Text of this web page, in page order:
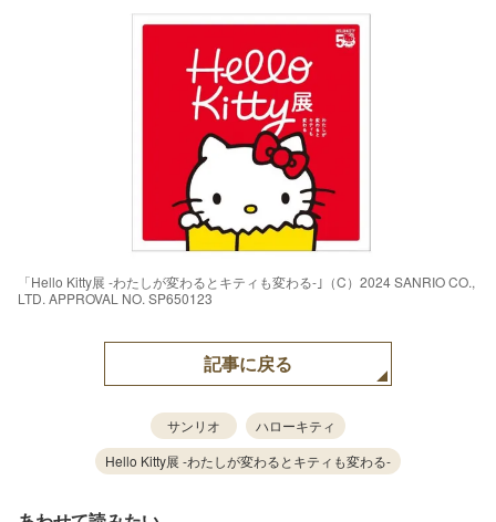
「Hello Kitty展 -わたしが変わるとキティも変わる-｣（C）2024 SANRIO CO.,
LTD. APPROVAL NO. SP650123
記事に戻る
サンリオ
ハローキティ
Hello Kitty展 -わたしが変わるとキティも変わる-